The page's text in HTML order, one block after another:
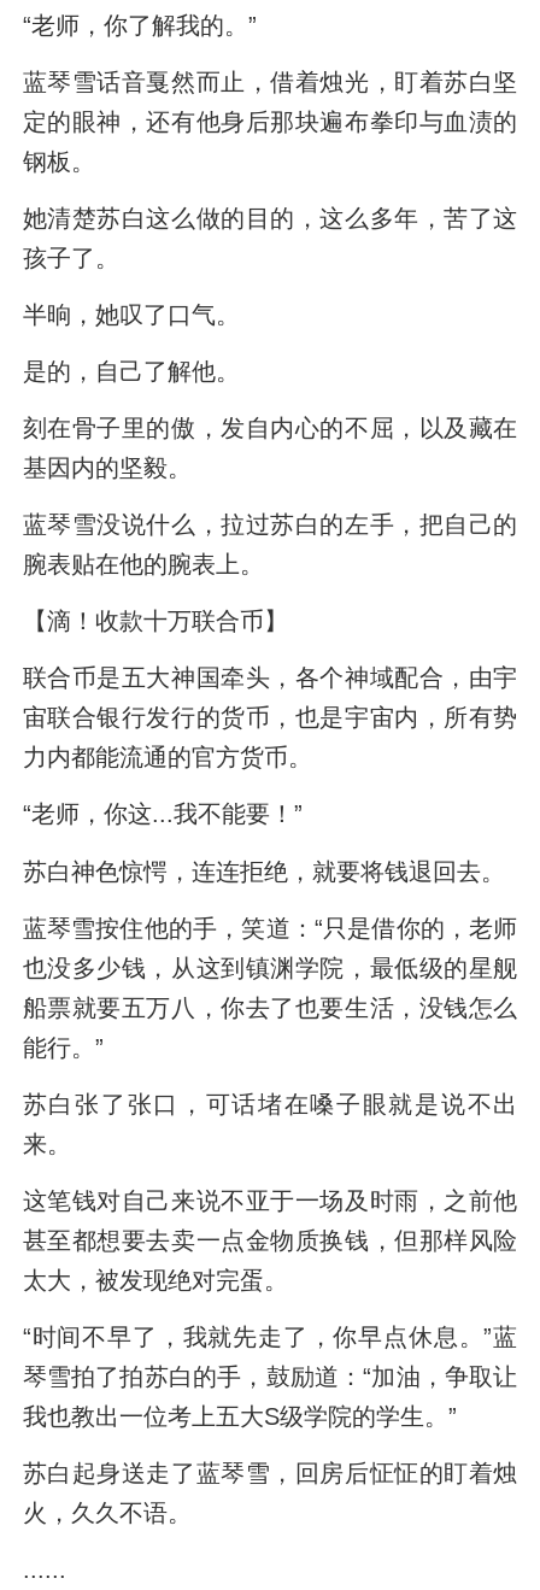
“老师，你了解我的。”
蓝琴雪话音戛然而止，借着烛光，盯着苏白坚
定的眼神，还有他身后那块遍布拳印与血渍的
钢板。
她清楚苏白这么做的目的，这么多年，苦了这
孩子了。
半晌，她叹了口气。
是的，自己了解他。
刻在骨子里的傲，发自内心的不屈，以及藏在
基因内的坚毅。
蓝琴雪没说什么，拉过苏白的左手，把自己的
腕表贴在他的腕表上。
【滴！收款十万联合币】
联合币是五大神国牵头，各个神域配合，由宇
宙联合银行发行的货币，也是宇宙内，所有势
力内都能流通的官方货币。
“老师，你这...我不能要！”
苏白神色惊愕，连连拒绝，就要将钱退回去。
蓝琴雪按住他的手，笑道：“只是借你的，老师
也没多少钱，从这到镇渊学院，最低级的星舰
船票就要五万八，你去了也要生活，没钱怎么
能行。”
苏白张了张口，可话堵在嗓子眼就是说不出
来。
这笔钱对自己来说不亚于一场及时雨，之前他
甚至都想要去卖一点金物质换钱，但那样风险
太大，被发现绝对完蛋。
“时间不早了，我就先走了，你早点休息。”蓝
琴雪拍了拍苏白的手，鼓励道：“加油，争取让
我也教出一位考上五大S级学院的学生。”
苏白起身送走了蓝琴雪，回房后怔怔的盯着烛
火，久久不语。
......